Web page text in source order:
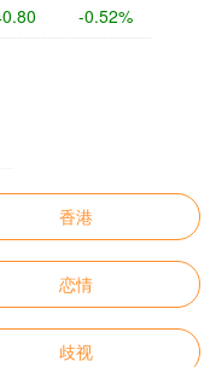
-0.52%
香港
恋情
歧视